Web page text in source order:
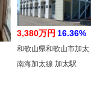
3,380万円 16.36%
和歌山県和歌山市加太
南海加太線 加太駅